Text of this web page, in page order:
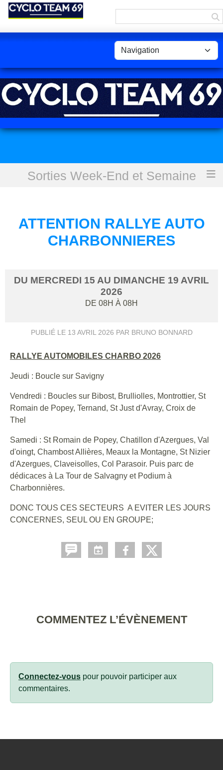
Sorties Week-End et Semaine
ATTENTION RALLYE AUTO CHARBONNIERES
ATTENTION RALLYE AUTO
CHARBONNIERES
DU MERCREDI 15 AU DIMANCHE 19 AVRIL
2026
DE 08H À 08H
PUBLIÉ LE 13 AVRIL 2026 PAR BRUNO BONNARD
RALLYE AUTOMOBILES CHARBO 2026
Jeudi : Boucle sur Savigny
Vendredi : Boucles sur Bibost, Brulliolles, Montrottier, St
Romain de Popey, Ternand, St Just d'Avray, Croix de
Thel
Samedi : St Romain de Popey, Chatillon d'Azergues, Val
d'oingt, Chambost Allières, Meaux la Montagne, St Nizier
d'Azergues, Claveisolles, Col Parasoir. Puis parc de
dédicaces à La Tour de Salvagny et Podium à
Charbonnières.
DONC TOUS CES SECTEURS A EVITER LES JOURS
CONCERNES, SEUL OU EN GROUPE;
COMMENTEZ L’ÉVÈNEMENT
Connectez-vous pour pouvoir participer aux
commentaires.
Panneau de gestion des cookies